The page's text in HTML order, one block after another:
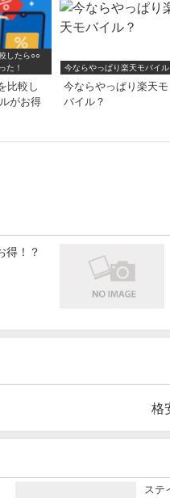
したら○○
た！
比較し
がお得
今ならやっぱり楽天モバイル
今ならやっぱり楽天モ
バイル？
得！？
格
ステ